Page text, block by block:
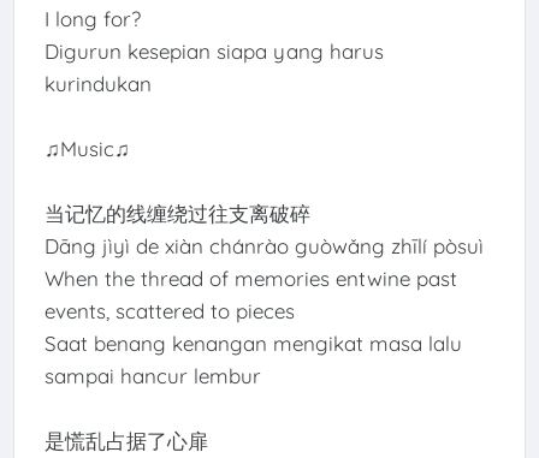
I long for?
Digurun kesepian siapa yang harus
kurindukan
♫Music♫
当记忆的线缠绕过往支离破碎
Dāng jìyì de xiàn chánrào guòwǎng zhīlí pòsuì
When the thread of memories entwine past
events, scattered to pieces
Saat benang kenangan mengikat masa lalu
sampai hancur lembur
是慌乱占据了心扉